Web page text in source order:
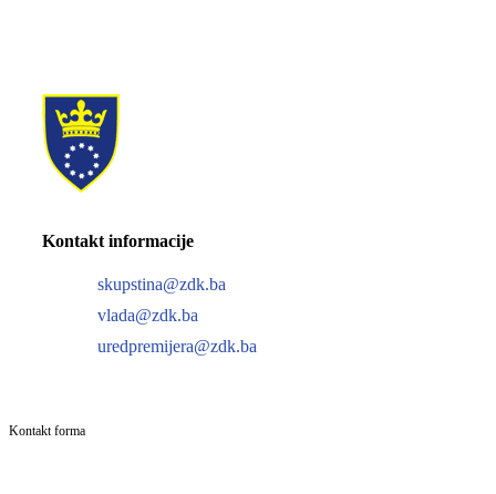
Kontakt informacije
skupstina@zdk.ba
vlada@zdk.ba
uredpremijera@zdk.ba
Kontakt forma